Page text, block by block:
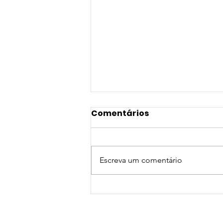
NOVA PARCERIA DE
Comentários
Escreva um comentário